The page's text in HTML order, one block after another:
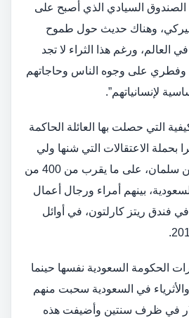
السيادي الذي أصبح على
أميركي، وهناك حديث حول طموح
العالم، ورغم هذا الثراء لا تجد
على وجوه الناس وحاجاتهم
لإنسانياتهم”.
التي حصلت بها العائلة الحاكمة
بحملة الاعتقالات التي شنها ولي
العهد السعودي محمد بن سلمان، على ما يقرب من 400 من
بينهم أمراء ورجال أعمال
فندق ريتز كارلتون، في أوائل
الحكومة السعودية نفسها حينما
في السعودية سحبت منهم
مليار دولار في ظرف سنتين وأضيفت هذه